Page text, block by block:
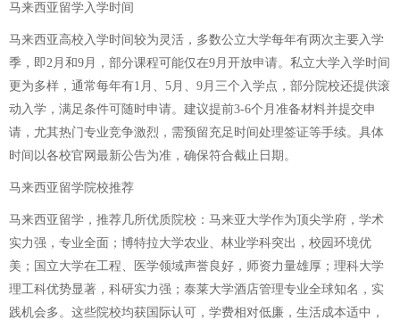
马来西亚留学入学时间
马来西亚高校入学时间较为灵活，多数公立大学每年有两次主要入学
季，即2月和9月，部分课程可能仅在9月开放申请。私立大学入学时间
更为多样，通常每年有1月、5月、9月三个入学点，部分院校还提供滚
动入学，满足条件可随时申请。建议提前3-6个月准备材料并提交申
请，尤其热门专业竞争激烈，需预留充足时间处理签证等手续。具体
时间以各校官网最新公告为准，确保符合截止日期。
马来西亚留学院校推荐
马来西亚留学，推荐几所优质院校：马来亚大学作为顶尖学府，学术
实力强，专业全面；博特拉大学农业、林业学科突出，校园环境优
美；国立大学在工程、医学领域声誉良好，师资力量雄厚；理科大学
理工科优势显著，科研实力强；泰莱大学酒店管理专业全球知名，实
践机会多。这些院校均获国际认可，学费相对低廉，生活成本适中，